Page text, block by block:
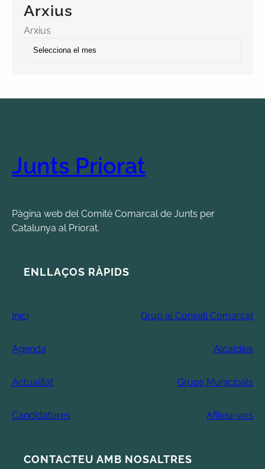
Arxius
Arxius
Junts Priorat
Pàgina web del Comitè Comarcal de Junts per
Catalunya al Priorat.
ENLLAÇOS RÀPIDS
Inici Grup al Consell Comarcal
Agenda Alcaldies
Actualitat Grups Municipals
Candidatures Afilieu-vos
CONTACTEU AMB NOSALTRES